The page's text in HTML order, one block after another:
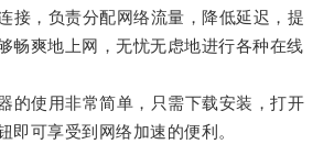
，负责分配网络流量，降低延迟，提
畅爽地上网，无忧无虑地进行各种在线
使用非常简单，只需下载安装，打开
即可享受到网络加速的便利。